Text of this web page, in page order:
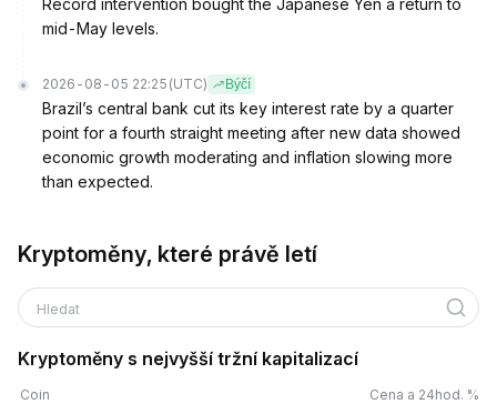
Record intervention bought the Japanese Yen a return to
mid-May levels.
2026-08-05 22:25 (UTC) Býčí
Brazil’s central bank cut its key interest rate by a quarter
point for a fourth straight meeting after new data showed
economic growth moderating and inflation slowing more
than expected.
Kryptoměny, které právě letí
Hledat
Kryptoměny s nejvyšší tržní kapitalizací
Coin Cena a 24hod. %